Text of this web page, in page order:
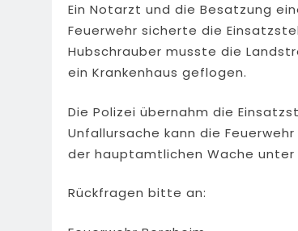
Ein Notarzt und die Besatzung
Feuerwehr sicherte die
Hubschrauber musste die
ein Krankenhaus geflogen.
Die Polizei übernahm die
Unfallursache kann die
der hauptamtlichen Wache unter
Rückfragen bitte an: